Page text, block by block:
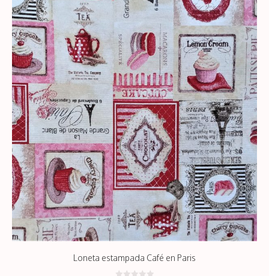
hasta
78,64€
Loneta estampada Café en Paris